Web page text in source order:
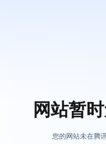
网站暂
您的网站未在腾